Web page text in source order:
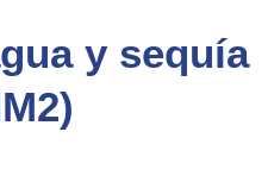
y sequía